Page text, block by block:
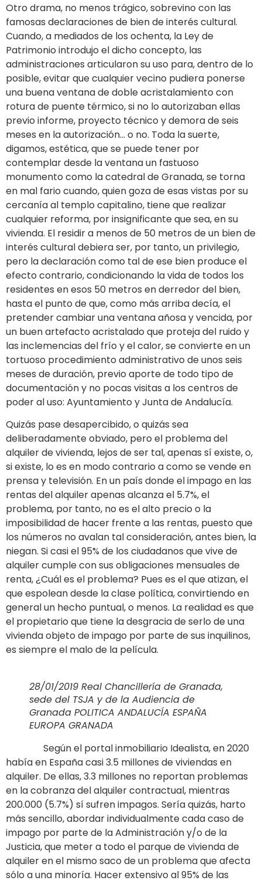
Otro drama, no menos trágico, sobrevino con las
famosas declaraciones de bien de interés cultural.
Cuando, a mediados de los ochenta, la Ley de
Patrimonio introdujo el dicho concepto, las
administraciones articularon su uso para, dentro de lo
posible, evitar que cualquier vecino pudiera ponerse
una buena ventana de doble acristalamiento con
rotura de puente térmico, si no lo autorizaban ellas
previo informe, proyecto técnico y demora de seis
meses en la autorización… o no. Toda la suerte,
digamos, estética, que se puede tener por
contemplar desde la ventana un fastuoso
monumento como la catedral de Granada, se torna
en mal fario cuando, quien goza de esas vistas por su
cercanía al templo capitalino, tiene que realizar
cualquier reforma, por insignificante que sea, en su
vivienda. El residir a menos de 50 metros de un bien de
interés cultural debiera ser, por tanto, un privilegio,
pero la declaración como tal de ese bien produce el
efecto contrario, condicionando la vida de todos los
residentes en esos 50 metros en derredor del bien,
hasta el punto de que, como más arriba decía, el
pretender cambiar una ventana añosa y vencida, por
un buen artefacto acristalado que proteja del ruido y
las inclemencias del frío y el calor, se convierte en un
tortuoso procedimiento administrativo de unos seis
meses de duración, previo aporte de todo tipo de
documentación y no pocas visitas a los centros de
poder al uso: Ayuntamiento y Junta de Andalucía.
Quizás pase desapercibido, o quizás sea
deliberadamente obviado, pero el problema del
alquiler de vivienda, lejos de ser tal, apenas sí existe, o,
si existe, lo es en modo contrario a como se vende en
prensa y televisión. En un país donde el impago en las
rentas del alquiler apenas alcanza el 5.7%, el
problema, por tanto, no es el alto precio o la
imposibilidad de hacer frente a las rentas, puesto que
los números no avalan tal consideración, antes bien, la
niegan. Si casi el 95% de los ciudadanos que vive de
alquiler cumple con sus obligaciones mensuales de
renta, ¿Cuál es el problema? Pues es el que atizan, el
que espolean desde la clase política, convirtiendo en
general un hecho puntual, o menos. La realidad es que
el propietario que tiene la desgracia de serlo de una
vivienda objeto de impago por parte de sus inquilinos,
es siempre el malo de la película.
28/01/2019 Real Chancillería de Granada,
sede del TSJA y de la Audiencia de
Granada POLITICA ANDALUCÍA ESPAÑA
EUROPA GRANADA
Según el portal inmobiliario Idealista, en 2020
había en España casi 3.5 millones de viviendas en
alquiler. De ellas, 3.3 millones no reportan problemas
en la cobranza del alquiler contractual, mientras
200.000 (5.7%) sí sufren impagos. Sería quizás, harto
más sencillo, abordar individualmente cada caso de
impago por parte de la Administración y/o de la
Justicia, que meter a todo el parque de vivienda de
alquiler en el mismo saco de un problema que afecta
sólo a una minoría. Hacer extensivo al 95% de las